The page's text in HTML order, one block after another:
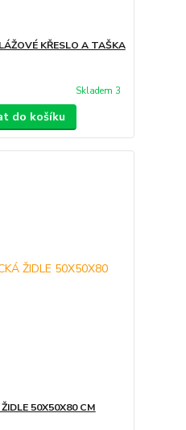
KŘESLO A TAŠKA
Skladem 3
do košíku
50X50X80 CM